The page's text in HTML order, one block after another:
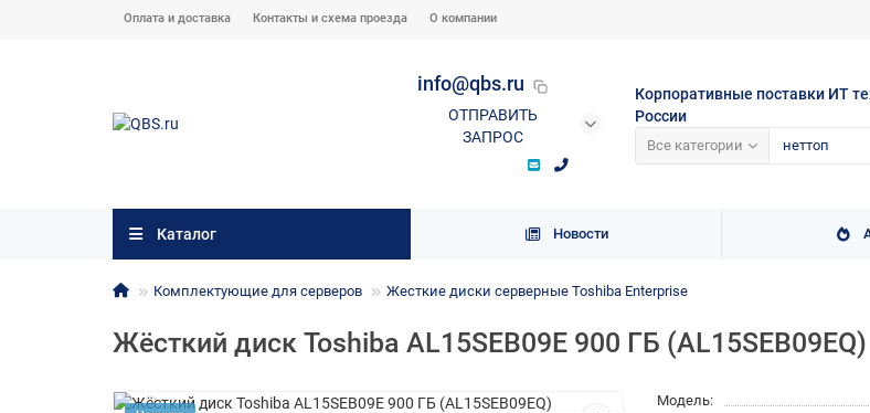
Оплата и доставка Контакты и схема проезда О компании
Корпоративные поставки ИТ
России
Все категории
info@qbs.ru
ОТПРАВИТЬ
ЗАПРОС
Каталог Новости
Комплектующие для серверов Жесткие диски серверные Toshiba Enterprise
Жёсткий диск Toshiba AL15SEB09E 900 ГБ (AL15SEB09EQ)
Модель: